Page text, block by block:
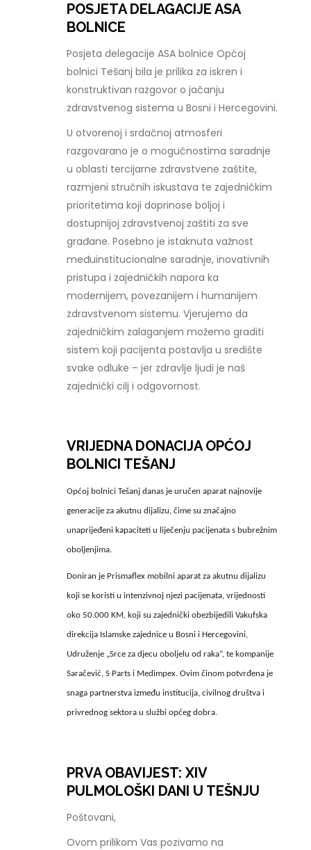
POSJETA DELAGACIJE ASA
BOLNICE
Posjeta delegacije ASA bolnice Općoj
bolnici Tešanj bila je prilika za iskren i
konstruktivan razgovor o jačanju
zdravstvenog sistema u Bosni i Hercegovini.
U otvorenoj i srdačnoj atmosferi
razgovarano je o mogućnostima saradnje
u oblasti tercijarne zdravstvene zaštite,
razmjeni stručnih iskustava te zajedničkim
prioritetima koji doprinose boljoj i
dostupnijoj zdravstvenoj zaštiti za sve
građane. Posebno je istaknuta važnost
međuinstitucionalne saradnje, inovativnih
pristupa i zajedničkih napora ka
modernijem, povezanijem i humanijem
zdravstvenom sistemu. Vjerujemo da
zajedničkim zalaganjem možemo graditi
sistem koji pacijenta postavlja u središte
svake odluke – jer zdravlje ljudi je naš
zajednički cilj i odgovornost.
VRIJEDNA DONACIJA OPĆOJ
BOLNICI TEŠANJ
Općoj bolnici Tešanj danas je uručen aparat najnovije
generacije za akutnu dijalizu, čime su značajno
unaprijeđeni kapaciteti u liječenju pacijenata s bubrežnim
oboljenjima.
Doniran je Prismaflex mobilni aparat za akutnu dijalizu
koji se koristi u intenzivnoj njezi pacijenata, vrijednosti
oko 50.000 KM, koji su zajednički obezbijedili Vakufska
direkcija Islamske zajednice u Bosni i Hercegovini,
Udruženje „Srce za djecu oboljelu od raka“, te kompanije
Saračević, S Parts i Medimpex. Ovim činom potvrđena je
snaga partnerstva između institucija, civilnog društva i
privrednog sektora u službi općeg dobra.
PRVA OBAVIJEST: XIV
PULMOLOŠKI DANI U TEŠNJU
Poštovani,
Ovom prilikom Vas pozivamo na